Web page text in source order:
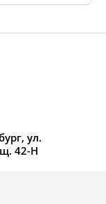
ул.
42-Н